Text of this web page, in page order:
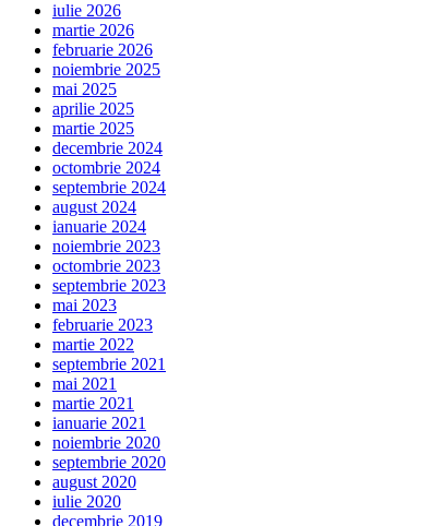
iulie 2026
martie 2026
februarie 2026
noiembrie 2025
mai 2025
aprilie 2025
martie 2025
decembrie 2024
octombrie 2024
septembrie 2024
august 2024
ianuarie 2024
noiembrie 2023
octombrie 2023
septembrie 2023
mai 2023
februarie 2023
martie 2022
septembrie 2021
mai 2021
martie 2021
ianuarie 2021
noiembrie 2020
septembrie 2020
august 2020
iulie 2020
decembrie 2019